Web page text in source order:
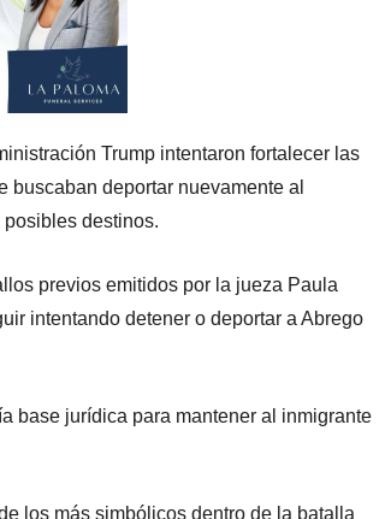
Trump intentaron fortalecer las
deportar nuevamente al
destinos.
previos emitidos por la jueza Paula
intentando detener o deportar a Abrego
base jurídica para mantener al inmigrante
los más simbólicos dentro de la batalla